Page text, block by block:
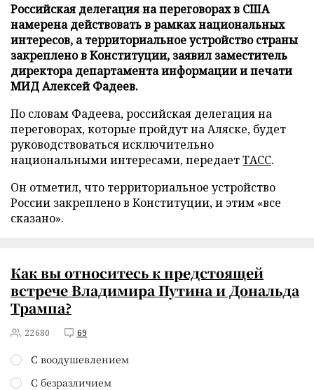
Российская делегация на переговорах в США
намерена действовать в рамках национальных
интересов, а территориальное устройство страны
закреплено в Конституции, заявил заместитель
директора департамента информации и печати
МИД Алексей Фадеев.
По словам Фадеева, российская делегация на
переговорах, которые пройдут на Аляске, будет
руководствоваться исключительно
национальными интересами, передаетТАСС.
Он отметил, что территориальное устройство
России закреплено в Конституции, и этим «все
сказано».
Как вы относитесь к предстоящей
встрече Владимира Путина и Дональда
Трампа?
22680 69
С воодушевлением
С безразличием